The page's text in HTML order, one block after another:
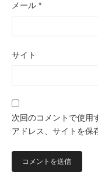
メール *
サイト
次回のコメントで使用
アドレス、サイトを保